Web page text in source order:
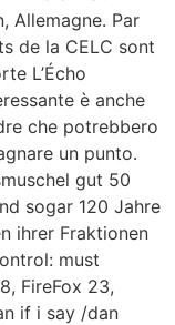
Allemagne. Par
de la CELC sont
L’Écho
è anche
che potrebbero
un punto.
gut 50
sogar 120 Jahre
ihrer Fraktionen
must
FireFox 23,
if i say /dan